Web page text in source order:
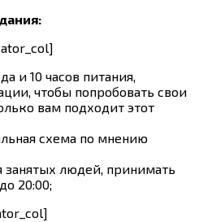
и 10 часов питания,
чтобы попробовать свои
вам подходит этот
схема по мнению
занятых людей, принимать
20:00;